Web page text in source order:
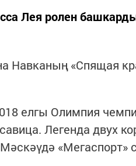
Лея ролен
Навканың «Спящая
елгы Олимпия
Легенда двух
«Мегаспорт»